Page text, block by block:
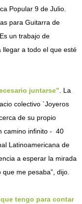
Popular 9 de Julio.
para Guitarra de
un trabajo de
a todo el que esté
juntarse” . La
colectivo `Joyeros
de su propio
camino infinito - 40
Latinoamericana de
a esperar la mirada
me pesaba”, dijo.
tengo para contar